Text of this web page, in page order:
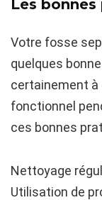
Les
Votre fosse
quelques
certainement
fonctionnel
ces bonnes
Nettoyage
Utilisation de